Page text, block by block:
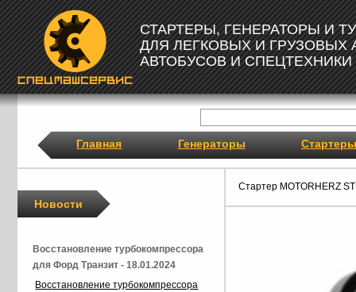
СТАРТЕРЫ, ГЕНЕРАТОРЫ И
ДЛЯ ЛЕГКОВЫХ И ГРУЗОВЫХ
АВТОБУСОВ И СПЕЦТЕХНИКИ
Главная Генераторы Стартеры
Стартер MOTORHERZ
Новости
Восстановление турбокомпрессора
для Форд Транзит - 18.01.2024
Восстановление турбокомпрессора